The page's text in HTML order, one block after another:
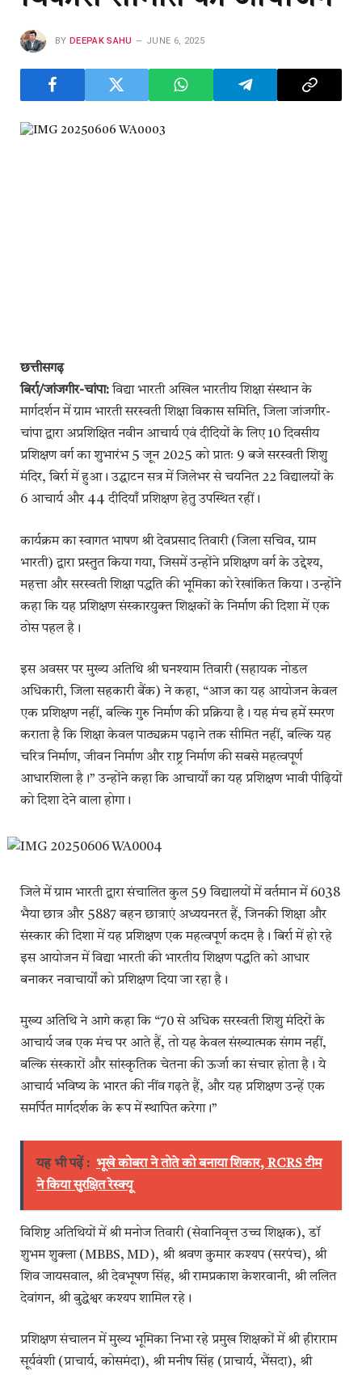
BY DEEPAK SAHU JUNE 6, 2025
छत्तीसगढ़
बिर्रा/जांजगीर-चांपा:विद्या भारती अखिल भारतीय शिक्षा संस्थान के
मार्गदर्शन में ग्राम भारती सरस्वती शिक्षा विकास समिति, जिला जांजगीर-
चांपा द्वारा अप्रशिक्षित नवीन आचार्य एवं दीदियों के लिए 10 दिवसीय
प्रशिक्षण वर्ग का शुभारंभ 5 जून 2025 को प्रातः 9 बजे सरस्वती शिशु
मंदिर, बिर्रा में हुआ। उद्घाटन सत्र में जिलेभर से चयनित 22 विद्यालयों के
6 आचार्य और 44 दीदियाँ प्रशिक्षण हेतु उपस्थित रहीं।
कार्यक्रम का स्वागत भाषण श्री देवप्रसाद तिवारी (जिला सचिव, ग्राम
भारती) द्वारा प्रस्तुत किया गया, जिसमें उन्होंने प्रशिक्षण वर्ग के उद्देश्य,
महत्ता और सरस्वती शिक्षा पद्धति की भूमिका को रेखांकित किया। उन्होंने
कहा कि यह प्रशिक्षण संस्कारयुक्त शिक्षकों के निर्माण की दिशा में एक
ठोस पहल है।
इस अवसर पर मुख्य अतिथि श्री घनश्याम तिवारी (सहायक नोडल
अधिकारी, जिला सहकारी बैंक) ने कहा, “आज का यह आयोजन केवल
एक प्रशिक्षण नहीं, बल्कि गुरु निर्माण की प्रक्रिया है। यह मंच हमें स्मरण
कराता है कि शिक्षा केवल पाठ्यक्रम पढ़ाने तक सीमित नहीं, बल्कि यह
चरित्र निर्माण, जीवन निर्माण और राष्ट्र निर्माण की सबसे महत्वपूर्ण
आधारशिला है।” उन्होंने कहा कि आचार्यों का यह प्रशिक्षण भावी पीढ़ियों
को दिशा देने वाला होगा।
जिले में ग्राम भारती द्वारा संचालित कुल 59 विद्यालयों में वर्तमान में 6038
भैया छात्र और 5887 बहन छात्राएं अध्ययनरत हैं, जिनकी शिक्षा और
संस्कार की दिशा में यह प्रशिक्षण एक महत्वपूर्ण कदम है। बिर्रा में हो रहे
इस आयोजन में विद्या भारती की भारतीय शिक्षण पद्धति को आधार
बनाकर नवाचार्यों को प्रशिक्षण दिया जा रहा है।
मुख्य अतिथि ने आगे कहा कि “70 से अधिक सरस्वती शिशु मंदिरों के
आचार्य जब एक मंच पर आते हैं, तो यह केवल संख्यात्मक संगम नहीं,
बल्कि संस्कारों और सांस्कृतिक चेतना की ऊर्जा का संचार होता है। ये
आचार्य भविष्य के भारत की नींव गढ़ते हैं, और यह प्रशिक्षण उन्हें एक
समर्पित मार्गदर्शक के रूप में स्थापित करेगा।”
यह भी पढ़ें : भूखे कोबरा ने तोते को बनाया शिकार, RCRS टीम
ने किया सुरक्षित रेस्क्यू
विशिष्ट अतिथियों में श्री मनोज तिवारी (सेवानिवृत्त उच्च शिक्षक), डॉ
शुभम शुक्ला (MBBS, MD), श्री श्रवण कुमार कश्यप (सरपंच), श्री
शिव जायसवाल, श्री देवभूषण सिंह, श्री रामप्रकाश केशरवानी, श्री ललित
देवांगन, श्री बुद्धेश्वर कश्यप शामिल रहे।
प्रशिक्षण संचालन में मुख्य भूमिका निभा रहे प्रमुख शिक्षकों में श्री हीराराम
सूर्यवंशी (प्राचार्य, कोसमंदा), श्री मनीष सिंह (प्राचार्य, भैंसदा), श्री